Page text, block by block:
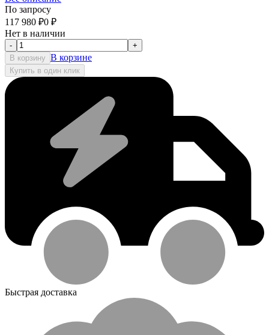
По запросу
117 980 ₽0 ₽
Нет в наличии
-
+
В корзину В корзине
Купить в один клик
Быстрая доставка